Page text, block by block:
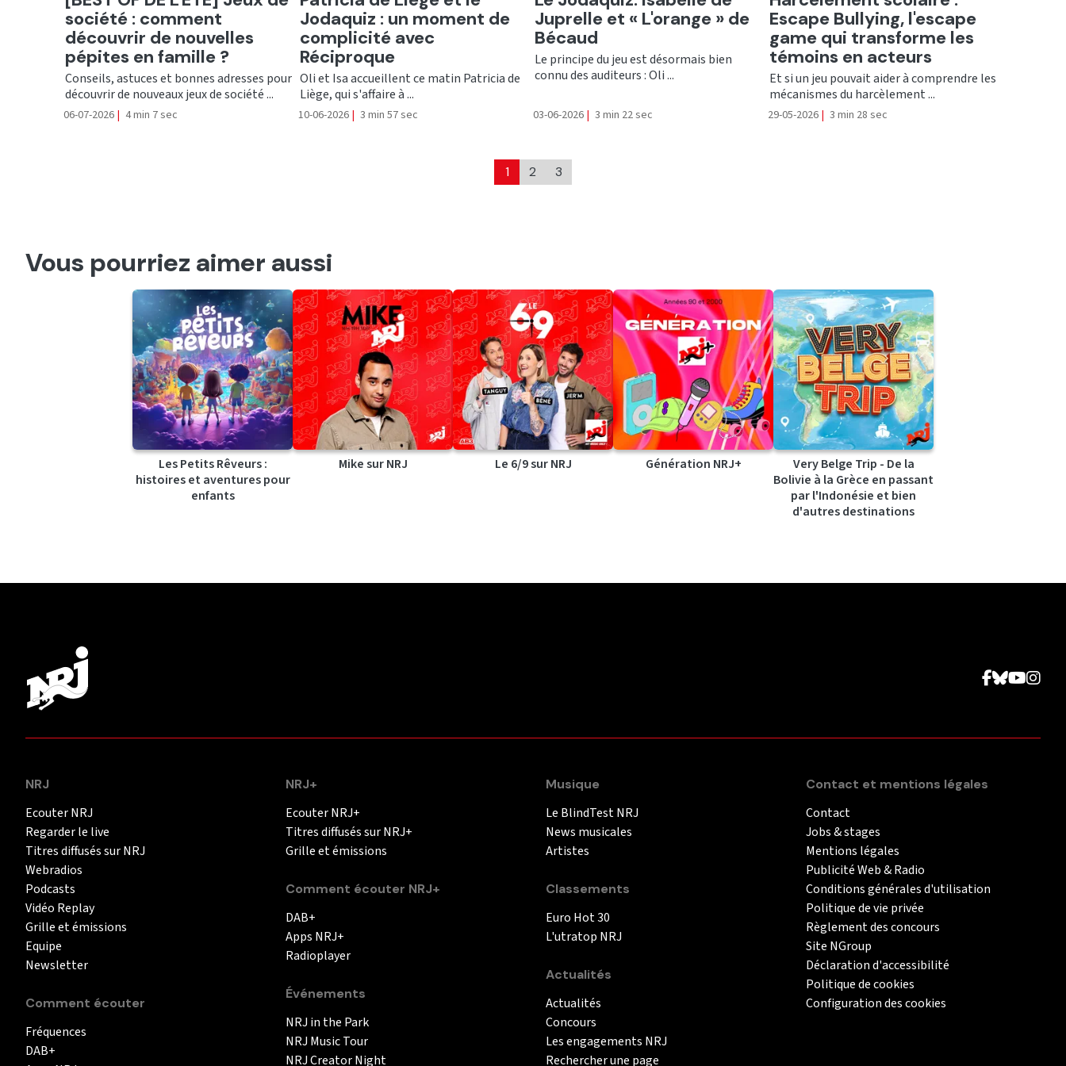
société : comment
découvrir de nouvelles
pépites en famille ?
Conseils, astuces et bonnes adresses pour
découvrir de nouveaux jeux de société ...
06-07-2026 | 4 min 7 sec
Jodaquiz : un moment de
complicité avec
Réciproque
Oli et Isa accueillent ce matin Patricia de
Liège, qui s'affaire à ...
10-06-2026 | 3 min 57 sec
Juprelle et « L'orange » de
Bécaud
Le principe du jeu est désormais bien
connu des auditeurs : Oli ...
03-06-2026 | 3 min 22 sec
Escape Bullying, l'escape
game qui transforme les
témoins en acteurs
Et si un jeu pouvait aider à comprendre les
mécanismes du harcèlement ...
29-05-2026 | 3 min 28 sec
1 2 3
Vous pourriez aimer aussi
Les Petits Rêveurs :
histoires et aventures pour
enfants
Mike sur NRJ Le 6/9 sur NRJ Génération NRJ+
Very Belge Trip - De la
Bolivie à la Grèce en passant
par l'Indonésie et bien
d'autres destinations
NRJ
Ecouter NRJ
Regarder le live
Titres diffusés sur NRJ
Webradios
Podcasts
Vidéo Replay
Grille et émissions
Equipe
Newsletter
Comment écouter
Fréquences
DAB+
NRJ+
Ecouter NRJ+
Titres diffusés sur NRJ+
Grille et émissions
Comment écouter NRJ+
DAB+
Apps NRJ+
Radioplayer
Événements
NRJ in the Park
NRJ Music Tour
NRJ Creator Night
Musique
Le BlindTest NRJ
News musicales
Artistes
Classements
Euro Hot 30
L'utratop NRJ
Actualités
Actualités
Concours
Les engagements NRJ
Rechercher une page
Contact et mentions légales
Contact
Jobs & stages
Mentions légales
Publicité Web & Radio
Conditions générales d'utilisation
Politique de vie privée
Règlement des concours
Site NGroup
Déclaration d'accessibilité
Politique de cookies
Configuration des cookies